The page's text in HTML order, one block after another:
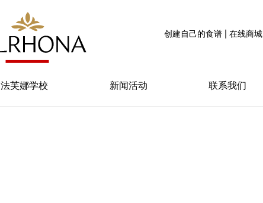
创建自己的食谱 在线商城
法芙娜学校 新闻活动 联系我们